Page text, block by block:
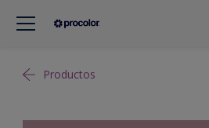
Productos